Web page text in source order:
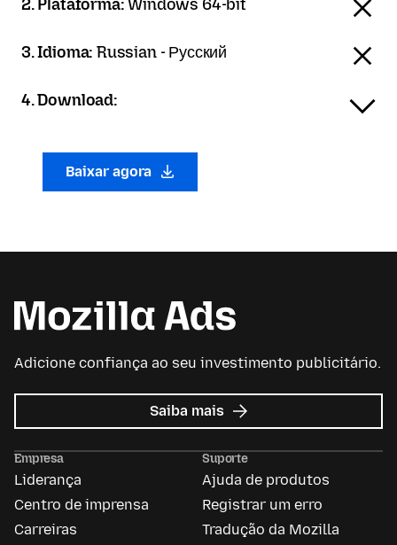
2. Plataforma:Windows 64-bit
3. Idioma:Russian - Русский
4. Download:
Baixar agora
Adicione confiança ao seu investimento publicitário.
Saiba mais sobre
Mozilla
Empresa
Liderança
Centro de imprensa
Carreiras
Suporte
Ajuda de produtos
Registrar um erro
Tradução da Mozilla